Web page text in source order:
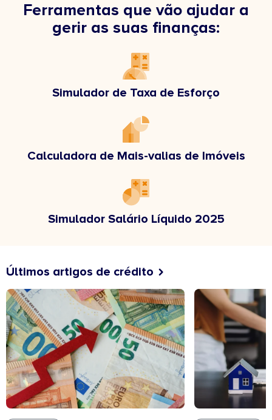
Ferramentas que vão ajudar a
gerir as suas finanças:
Simulador de Taxa de Esforço
Calculadora de Mais-valias de Imóveis
Simulador Salário Líquido 2025
Últimos artigos de crédito